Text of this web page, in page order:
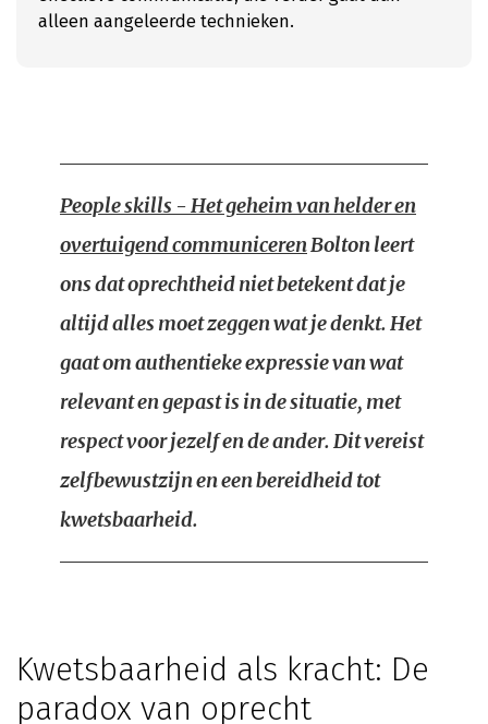
alleen aangeleerde technieken.
People skills - Het geheim van helder en
overtuigend communicerenBolton leert
ons dat oprechtheid niet betekent dat je
altijd alles moet zeggen wat je denkt. Het
gaat om authentieke expressie van wat
relevant en gepast is in de situatie, met
respect voor jezelf en de ander. Dit vereist
zelfbewustzijn en een bereidheid tot
kwetsbaarheid.
Kwetsbaarheid als kracht: De
paradox van oprecht